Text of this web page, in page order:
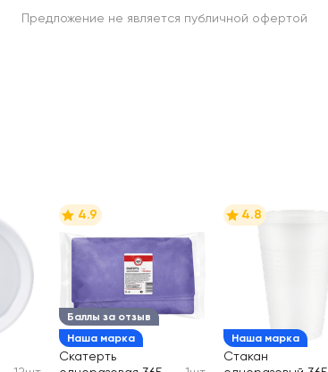
Предложение не является публичной офертой
Баллы за отзыв
Наша марка
4.9
Скатерть
Наша марка
4.8
Стакан